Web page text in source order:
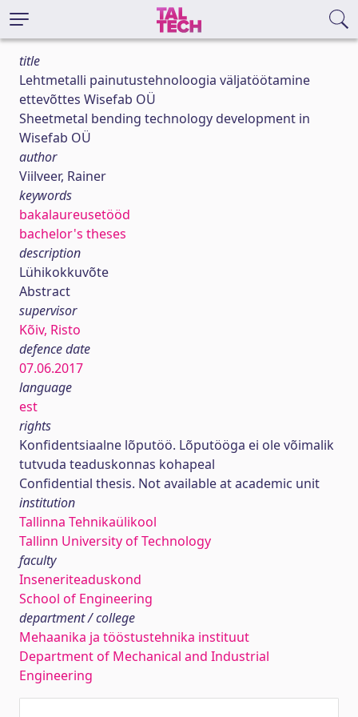
title
Lehtmetalli painutustehnoloogia väljatöötamine
ettevõttes Wisefab OÜ
Sheetmetal bending technology development in
Wisefab OÜ
author
Viilveer, Rainer
keywords
bakalaureusetööd
bachelor's theses
description
Lühikokkuvõte
Abstract
supervisor
Kõiv, Risto
defence date
07.06.2017
language
est
rights
Konfidentsiaalne lõputöö. Lõputööga ei ole võimalik
tutvuda teaduskonnas kohapeal
Confidential thesis. Not available at academic unit
institution
Tallinna Tehnikaülikool
Tallinn University of Technology
faculty
Inseneriteaduskond
School of Engineering
department / college
Mehaanika ja tööstustehnika instituut
Department of Mechanical and Industrial
Engineering